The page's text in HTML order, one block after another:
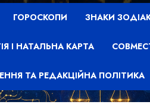
ГОРОСКОПИ ЗНАКИ
І НАТАЛЬНА КАРТА
ТА РЕДАКЦІЙНА ПОЛІТИКА